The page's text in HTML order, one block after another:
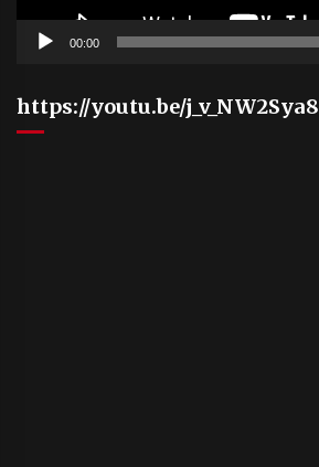
00:00
https://youtu.be/j_v_NW2Sya8